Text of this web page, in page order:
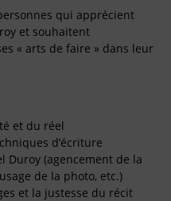
qui apprécient
et souhaitent
« arts de faire » dans leur
et du réel
d’écriture
Duroy (agencement de la
de la photo, etc.)
et la justesse du récit